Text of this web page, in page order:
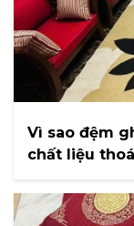
Vì sao đệm
chất liệu